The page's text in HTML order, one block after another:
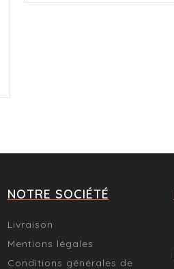
NOTRE SOCIÉTÉ
Livraison
Mentions légales
Conditions générales de